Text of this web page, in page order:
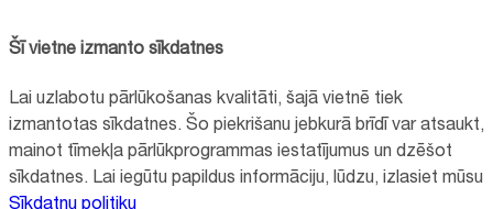
Reģistrācijas nr.:40008057120
+371 67064475
Visi kontakti
Šī vietne izmanto sīkdatnes
Lai uzlabotu pārlūkošanas kvalitāti, šajā vietnē tiek
izmantotas sīkdatnes. Šo piekrišanu jebkurā brīdī var atsaukt,
mainot tīmekļa pārlūkprogrammas iestatījumus un dzēšot
sīkdatnes. Lai iegūtu papildus informāciju, lūdzu, izlasiet mūsu